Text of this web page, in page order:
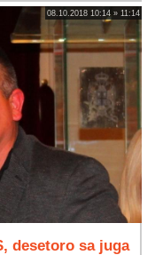
08.10.2018 10:14 » 11:14
desetoro sa juga